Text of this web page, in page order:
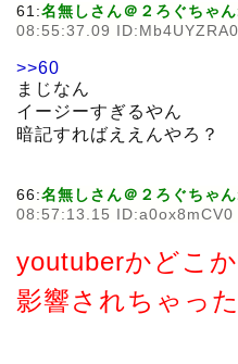
61:名無しさん＠２ろぐちゃ
08:55:37.09 ID:Mb4UYZRA0
>>60
まじなん
イージーすぎるやん
暗記すればええんやろ？
66:名無しさん＠２ろぐちゃ
08:57:13.15 ID:a0ox8mCV0
youtuberかどこ
影響されちゃっ